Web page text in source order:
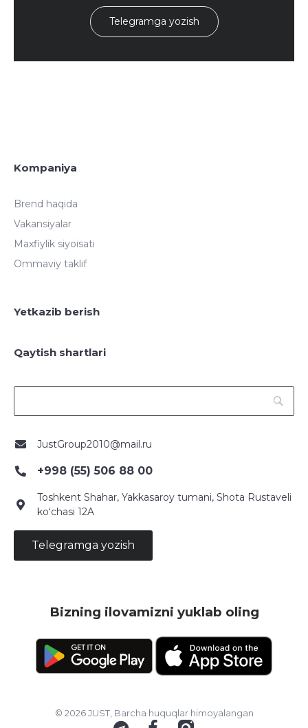
Telegramga yozish
Kompaniya
Brend haqida
Vakansiyalar
Maxfiylik siyoisati
Ommaviy taklif
Yetkazib berish
Qaytish shartlari
JustGroup2010@mail.ru
+998 (55) 506 88 00
Toshkent Shahar, Yakkasaroy tumani, Shota Rustaveli
ko‘chasi 12A
Telegramga yozish
Bizning ilovamizni yuklab oling
© 2026 JUST, Barcha huquqlar himoyalangan